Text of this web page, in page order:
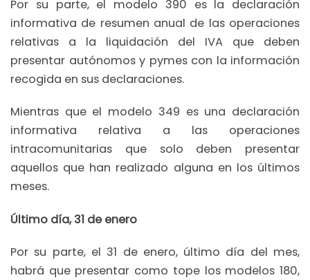
Por su parte, el modelo 390 es la declaración
informativa de resumen anual de las operaciones
relativas a la liquidación del IVA que deben
presentar autónomos y pymes con la información
recogida en sus declaraciones.
Mientras que el modelo 349 es una declaración
informativa relativa a las operaciones
intracomunitarias que solo deben presentar
aquellos que han realizado alguna en los últimos
meses.
Último día, 31 de enero
Por su parte, el 31 de enero, último día del mes,
habrá que presentar como tope los modelos 180,